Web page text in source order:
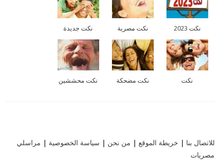
نكت 2023 نكت مصرية نكت جديدة
نكت نكت مضحكة نكت محششين
للاتصال بنا | خريطة الموقع | من نحن | سياسة الخصوصية | مراسلي
مصريات